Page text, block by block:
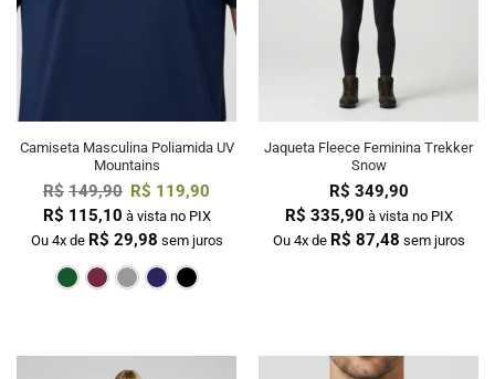
Camiseta Masculina Poliamida UV
Mountains
R$ 149,90 R$ 119,90
R$ 115,10 à vista no PIX
Ou 4x de R$ 29,98 sem juros
Verde Escuro
Bordô
Jaqueta Fleece Feminina Trekker
Snow
R$ 349,90
R$ 335,90 à vista no PIX
Ou 4x de R$ 87,48 sem juros